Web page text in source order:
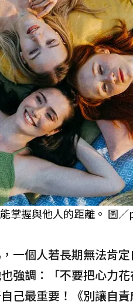
掌握與他人的距離。 圖
一個人若長期無法肯
強調：「不要把心力
己最重要！《別讓自